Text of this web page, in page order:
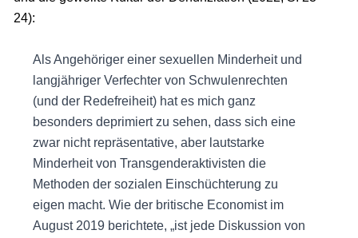
24):
Als Angehöriger einer sexuellen Minderheit und
langjähriger Verfechter von Schwulenrechten
(und der Redefreiheit) hat es mich ganz
besonders deprimiert zu sehen, dass sich eine
zwar nicht repräsentative, aber lautstarke
Minderheit von Transgenderaktivisten die
Methoden der sozialen Einschüchterung zu
eigen macht. Wie der britische Economist im
August 2019 berichtete, „ist jede Diskussion von